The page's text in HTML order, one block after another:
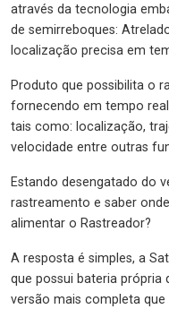
através da tecnologia
de semirreboques:
localização precisa em
Produto que possibilita o
fornecendo em tempo
tais como: localização,
velocidade entre outras
Estando desengatado do
rastreamento e saber
alimentar o Rastreador?
A resposta é simples, a
que possui bateria própria
versão mais completa que